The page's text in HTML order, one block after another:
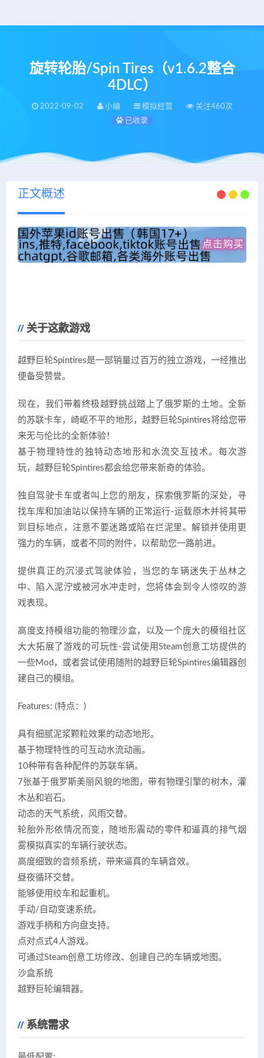
旋转轮胎/Spin Tires（v1.6.2整合
4DLC）
2022-09-02 小编 模拟经营
关注460次
已收录
正文概述
关于这款游戏
越野巨轮Spintires是一部销量过百万的独立游戏，一经推出
便备受赞誉。
现在，我们带着终极越野挑战踏上了俄罗斯的土地。全新
的苏联卡车，崎岖不平的地形，越野巨轮Spintires将给您带
来无与伦比的全新体验！
基于物理特性的独特动态地形和水流交互技术。每次游
玩，越野巨轮Spintires都会给您带来新奇的体验。
独自驾驶卡车或者叫上您的朋友，探索俄罗斯的深处，寻
找车库和加油站以保持车辆的正常运行-运载原木并将其带
到目标地点，注意不要迷路或陷在烂泥里。解锁并使用更
强力的车辆，或者不同的附件，以帮助您一路前进。
提供真正的沉浸式驾驶体验，当您的车辆迷失于丛林之
中、陷入泥泞或被河水冲走时，您将体会到令人惊叹的游
戏表现。
高度支持模组功能的物理沙盒，以及一个庞大的模组社区
大大拓展了游戏的可玩性-尝试使用Steam创意工坊提供的
一些Mod，或者尝试使用随附的越野巨轮Spintires编辑器创
建自己的模组。
Features: (特点：)
具有细腻泥浆颗粒效果的动态地形。
基于物理特性的可互动水流动画。
10种带有各种配件的苏联车辆。
7张基于俄罗斯美丽风貌的地图，带有物理引擎的树木，灌
木丛和岩石。
动态的天气系统，风雨交替。
轮胎外形依情况而变，随地形震动的零件和逼真的排气烟
雾模拟真实的车辆行驶状态。
高度细致的音频系统，带来逼真的车辆音效。
昼夜循环交替。
能够使用绞车和起重机。
手动/自动变速系统。
游戏手柄和方向盘支持。
点对点式4人游戏。
可通过Steam创意工坊修改、创建自己的车辆或地图。
沙盒系统
越野巨轮编辑器。
系统需求